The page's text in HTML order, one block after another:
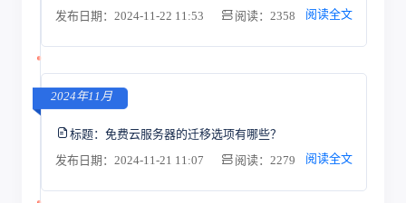
发布日期：2024-11-22 11:53
阅读：2358 阅读全文
2024年11月
标题： 免费云服务器的迁移选项有哪些？
发布日期：2024-11-21 11:07
阅读：2279 阅读全文